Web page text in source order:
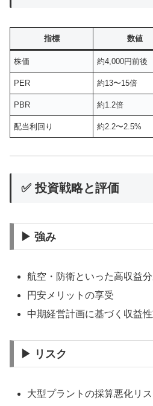
指標 数値
株価 約4,000円前後
PER 約13〜15倍
PBR 約1.2倍
配当利回り 約2.2〜2.5%
✅ 投資戦略と評価
▶ 強み
航空・防衛といった高収益
円安メリットの享受
中期経営計画に基づく収益
▶ リスク
大型プラントの採算悪化リス